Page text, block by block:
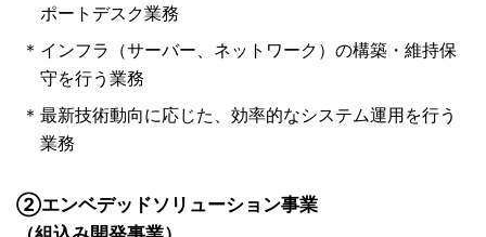
ポートデスク業務
＊ インフラ（サーバー、ネットワーク）の構築・維持保
守を行う業務
＊ 最新技術動向に応じた、効率的なシステム運用を行う
業務
②エンベデッドソリューション事業